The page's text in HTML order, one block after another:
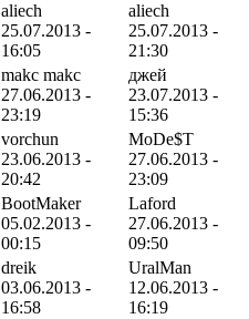
aliech
25.07.2013 -
16:05
aliech
25.07.2013 -
21:30
makc makc
27.06.2013 -
23:19
джей
23.07.2013 -
15:36
vorchun
23.06.2013 -
20:42
MoDe$T
27.06.2013 -
23:09
BootMaker
05.02.2013 -
00:15
Laford
27.06.2013 -
09:50
dreik
03.06.2013 -
16:58
UralMan
12.06.2013 -
16:19